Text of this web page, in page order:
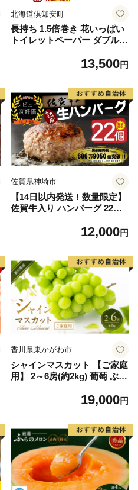
北海道倶知安町
長持ち 1.5倍巻き 花いっぱい
トイレットペーパー ダブル 4
プリント ハーブ 香り付き 日
品 備蓄 送料無料 北海道 倶知
安町 日用品
13,500円
佐賀県神埼市
【14日以内発送！数量限定】
佐賀牛入り ハンバーグ 22個
毛和牛 ブランド牛 九州 ハン
(H083106)
12,000円
香川県東かがわ市
シャインマスカット 【ご家庭
用】 2～6房(約2kg) 葡萄 ぶど
もの 果実 旬の果物 旬のフル
19,000円